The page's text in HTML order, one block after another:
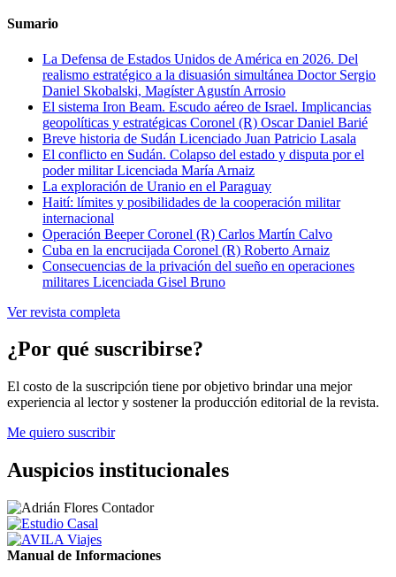
Sumario
La Defensa de Estados Unidos de América en 2026. Del
realismo estratégico a la disuasión simultánea Doctor Sergio
Daniel Skobalski, Magíster Agustín Arrosio
El sistema Iron Beam. Escudo aéreo de Israel. Implicancias
geopolíticas y estratégicas Coronel (R) Oscar Daniel Barié
Breve historia de Sudán Licenciado Juan Patricio Lasala
El conflicto en Sudán. Colapso del estado y disputa por el
poder militarLicenciada María Arnaiz
La exploración de Uranio en el Paraguay
Haití: límites y posibilidades de la cooperación militar
internacional
Operación BeeperCoronel (R) Carlos Martín Calvo
Cuba en la encrucijada Coronel (R) Roberto Arnaiz
Consecuencias de la privación del sueño en operaciones
militares Licenciada Gisel Bruno
Ver revista completa
¿Por qué suscribirse?
El costo de la suscripción tiene por objetivo brindar una mejor
experiencia al lector y sostener la producción editorial de la revista.
Me quiero suscribir
Auspicios institucionales
Manual de Informaciones